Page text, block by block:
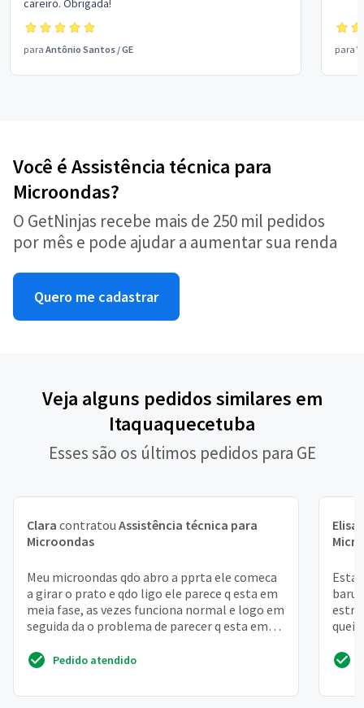
careiro. Obrigada!
para Antônio Santos /GE para
Você é Assistência técnica para
Microondas?
O GetNinjas recebe mais de 250 mil pedidos
por mês e pode ajudar a aumentar sua renda
Quero me cadastrar
Veja alguns pedidos similares em
Itaquaquecetuba
Esses são os últimos pedidos para GE
Clara contratou Assistência técnica para
Microondas
Meu microondas qdo abro a pprta ele comeca
a girar o prato e qdo ligo ele parece q esta em
meia fase, as vezes funciona normal e logo em
seguida da o problema de parecer q esta em
Pedido atendido
Elisa